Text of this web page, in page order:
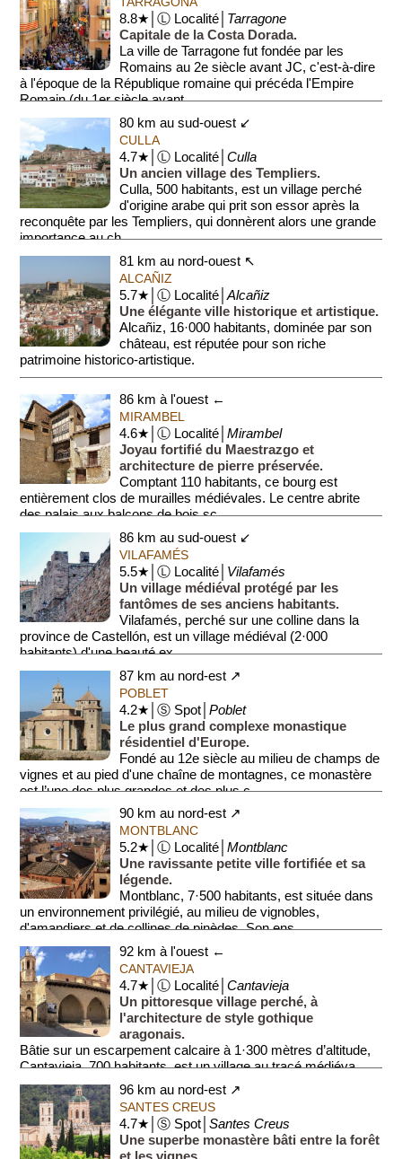
8.8★│Ⓛ Localité│ Tarragone
Capitale de la Costa Dorada.
La ville de Tarragone fut fondée par les
Romains au 2e siècle avant JC, c'est-à-dire
à l'époque de la République romaine qui précéda l'Empire
Romain (du 1er siècle avant...
80 km au sud-ouest ↙
CULLA
4.7★│Ⓛ Localité│Culla
Un ancien village des Templiers.
Culla, 500 habitants, est un village perché
d'origine arabe qui prit son essor après la
reconquête par les Templiers, qui donnèrent alors une grande
importance au ch...
81 km au nord-ouest ↖
ALCAÑIZ
5.7★│Ⓛ Localité│Alcañiz
Une élégante ville historique et artistique.
Alcañiz, 16·000 habitants, dominée par son
château, est réputée pour son riche
patrimoine historico-artistique.
Alcañiz est aussi connue pour s...
86 km à l'ouest ←
MIRAMBEL
4.6★│Ⓛ Localité│Mirambel
Joyau fortifié du Maestrazgo et
architecture de pierre préservée.
Comptant 110 habitants, ce bourg est
entièrement clos de murailles médiévales. Le centre abrite
des palais aux balcons de bois sc...
86 km au sud-ouest ↙
VILAFAMÉS
5.5★│Ⓛ Localité│ Vilafamés
Un village médiéval protégé par les
fantômes de ses anciens habitants.
Vilafamés, perché sur une colline dans la
province de Castellón, est un village médiéval (2·000
habitants) d'une beauté ex...
87 km au nord-est ↗
POBLET
4.2★│Ⓢ Spot│Poblet
Le plus grand complexe monastique
résidentiel d'Europe.
Fondé au 12e siècle au milieu de champs de
vignes et au pied d'une chaîne de montagnes, ce monastère
est l’une des plus grandes et des plus c...
90 km au nord-est ↗
MONTBLANC
5.2★│Ⓛ Localité│Montblanc
Une ravissante petite ville fortifiée et sa
légende.
Montblanc, 7·500 habitants, est située dans
un environnement privilégié, au milieu de vignobles,
d'amandiers et de collines de pinèdes. Son ens...
92 km à l'ouest ←
CANTAVIEJA
4.7★│Ⓛ Localité│Cantavieja
Un pittoresque village perché, à
l'architecture de style gothique
aragonais.
Bâtie sur un escarpement calcaire à 1·300 mètres d’altitude,
Cantavieja, 700 habitants, est un village au tracé médiéva...
96 km au nord-est ↗
SANTES CREUS
4.7★│Ⓢ Spot│Santes Creus
Une superbe monastère bâti entre la forêt